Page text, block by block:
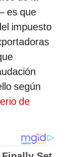
es que
impuesto
según
de